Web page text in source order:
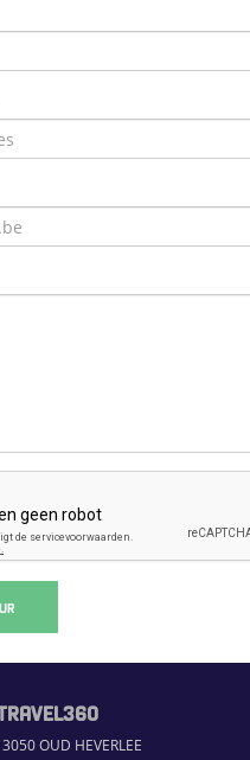
OUD HEVERLEE